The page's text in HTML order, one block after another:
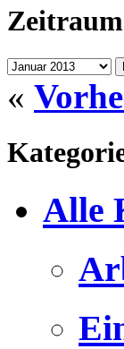
Zeitraum
«
Alle